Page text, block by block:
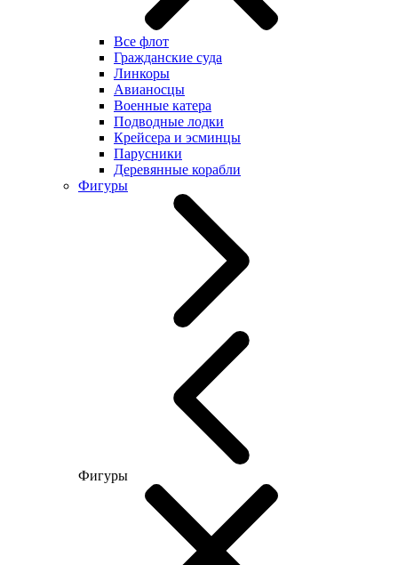
Все флот
Гражданские суда
Линкоры
Авианосцы
Военные катера
Подводные лодки
Крейсера и эсминцы
Парусники
Деревянные корабли
Фигуры
Фигуры